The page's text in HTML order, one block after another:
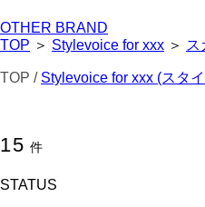
OTHER BRAND
TOP ＞ Stylevoice for xxx ＞ ス
TOP / Stylevoice for xxx (スタ
15 件
STATUS